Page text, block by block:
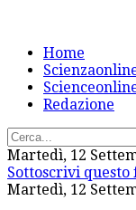
Home
Redazione
Martedì, 12
Sottoscrivi questo
Martedì, 12